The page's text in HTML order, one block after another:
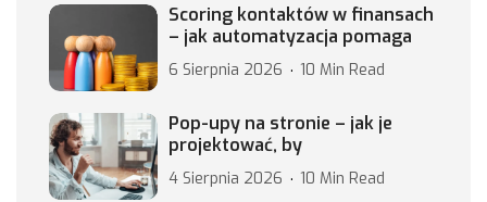
Scoring kontaktów w finansach
– jak automatyzacja pomaga
6 Sierpnia 2026 10 Min Read
Pop-upy na stronie – jak je
projektować, by
4 Sierpnia 2026 10 Min Read